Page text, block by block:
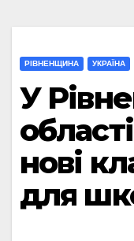
РІВНЕНЩИНА УКРАЇНА
У
нові
для